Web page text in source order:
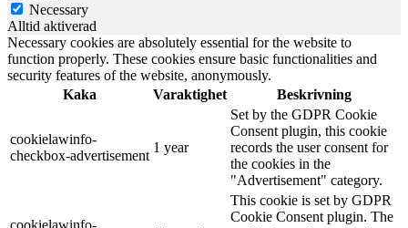
Necessary
Alltid aktiverad
Necessary cookies are absolutely essential for the website to
function properly. These cookies ensure basic functionalities and
security features of the website, anonymously.
Kaka
Varaktighet Beskrivning
cookielawinfo-
checkbox-advertisement
1 year
Set by the GDPR Cookie
Consent plugin, this cookie
records the user consent for
the cookies in the
"Advertisement" category.
cookielawinfo-
This cookie is set by GDPR
Cookie Consent plugin. The